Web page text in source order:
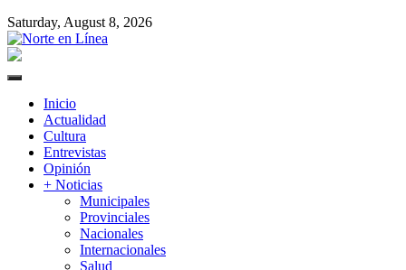
Saturday, August 8, 2026
Primary
Inicio
Actualidad
Cultura
Entrevistas
Opinión
+ Noticias
Municipales
Provinciales
Nacionales
Internacionales
Salud